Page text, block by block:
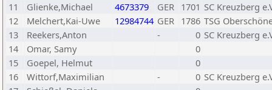
11
Glienke,Michael 4673379 GER 1701 SC Kreuzberg
12
Melchert,Kai-Uwe 12984744 GER 1786 TSG
13
Reekers,Anton - 0 SC Kreuzberg
14
Omar, Samy
0
15
Goepel, Helmut
0
16
Wittorf,Maximilian - 0 SC Kreuzberg